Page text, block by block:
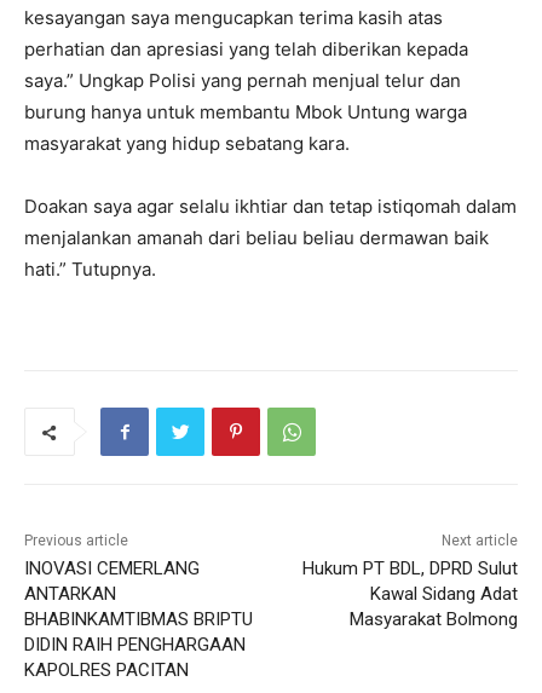
kesayangan saya mengucapkan terima kasih atas
perhatian dan apresiasi yang telah diberikan kepada
saya.” Ungkap Polisi yang pernah menjual telur dan
burung hanya untuk membantu Mbok Untung warga
masyarakat yang hidup sebatang kara.
Doakan saya agar selalu ikhtiar dan tetap istiqomah dalam
menjalankan amanah dari beliau beliau dermawan baik
hati.” Tutupnya.
Previous article
INOVASI CEMERLANG
ANTARKAN
BHABINKAMTIBMAS BRIPTU
DIDIN RAIH PENGHARGAAN
KAPOLRES PACITAN
Next article
Hukum PT BDL, DPRD Sulut
Kawal Sidang Adat
Masyarakat Bolmong